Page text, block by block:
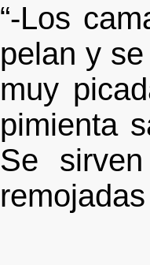
“-Los
pelan y
muy
pimienta
Se